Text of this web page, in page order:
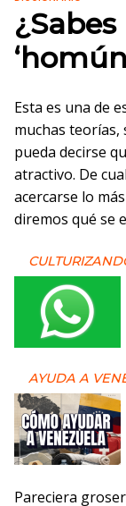
Esta es una de
muchas
pueda decirse
atractivo. De
acercarse lo
diremos qué se
AYUDA A
Pareciera